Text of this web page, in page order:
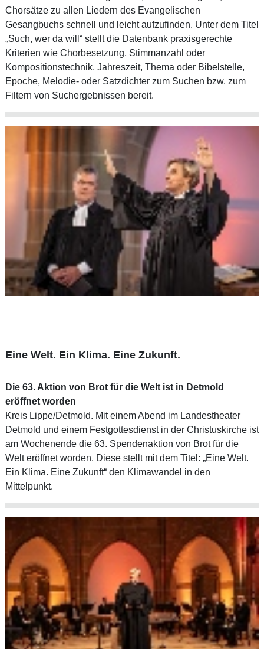
Chorsätze zu allen Liedern des Evangelischen
Gesangbuchs schnell und leicht aufzufinden. Unter dem Titel
„Such, wer da will“ stellt die Datenbank praxisgerechte
Kriterien wie Chorbesetzung, Stimmanzahl oder
Kompositionstechnik, Jahreszeit, Thema oder Bibelstelle,
Epoche, Melodie- oder Satzdichter zum Suchen bzw. zum
Filtern von Suchergebnissen bereit.
Eine Welt. Ein Klima. Eine Zukunft.
Die 63. Aktion von Brot für die Welt ist in Detmold
eröffnet worden
Kreis Lippe/Detmold. Mit einem Abend im Landestheater
Detmold und einem Festgottesdienst in der Christuskirche ist
am Wochenende die 63. Spendenaktion von Brot für die
Welt eröffnet worden. Diese stellt mit dem Titel: „Eine Welt.
Ein Klima. Eine Zukunft“ den Klimawandel in den
Mittelpunkt.